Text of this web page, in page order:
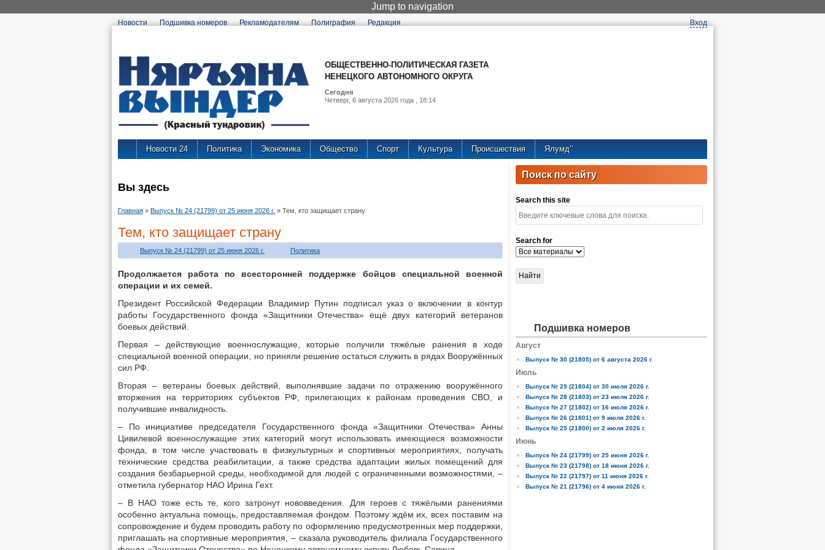
Jump to navigation
Новости Подшивка номеров Рекламодателям Полиграфия Редакция Вход
ОБЩЕСТВЕННО-ПОЛИТИЧЕСКАЯ ГАЗЕТА
НЕНЕЦКОГО АВТОНОМНОГО ОКРУГА
Сегодня
Четверг, 6 августа 2026 года , 18:14
Новости 24 Политика Экономика Общество Спорт Культура Происшествия Ялумд’’
Вы здесь
Главная » Выпуск № 24 (21799) от 25 июня 2026 г. » Тем, кто защищает страну
Тем, кто защищает страну
Выпуск № 24 (21799) от 25 июня 2026 г. Политика
Продолжается работа по всесторонней поддержке бойцов специальной военной
операции и их семей.
Президент Российской Федерации Владимир Путин подписал указ о включении в контур
работы Государственного фонда «Защитники Отечества» ещё двух категорий ветеранов
боевых действий.
Первая – действующие военнослужащие, которые получили тяжёлые ранения в ходе
специальной военной операции, но приняли решение остаться служить в рядах Вооружённых
сил РФ.
Вторая – ветераны боевых действий, выполнявшие задачи по отражению вооружённого
вторжения на территориях субъектов РФ, прилегающих к районам проведения СВО, и
получившие инвалидность.
– По инициативе председателя Государственного фонда «Защитники Отечества» Анны
Цивилевой военнослужащие этих категорий могут использовать имеющиеся возможности
фонда, в том числе участвовать в физкультурных и спортивных мероприятиях, получать
технические средства реабилитации, а также средства адаптации жилых помещений для
создания безбарьерной среды, необходимой для людей с ограниченными возможностями, –
отметила губернатор НАО Ирина Гехт.
– В НАО тоже есть те, кого затронут нововведения. Для героев с тяжёлыми ранениями
особенно актуальна помощь, предоставляемая фондом. Поэтому ждём их, всех поставим на
сопровождение и будем проводить работу по оформлению предусмотренных мер поддержки,
приглашать на спортивные мероприятия, – сказала руководитель филиала Государственного
Поиск по сайту
Search this site
Search for
Подшивка номеров
Август
Выпуск № 30 (21805) от 6 августа 2026 г.
Июль
Выпуск № 29 (21804) от 30 июля 2026 г.
Выпуск № 28 (21803) от 23 июля 2026 г.
Выпуск № 27 (21802) от 16 июля 2026 г.
Выпуск № 26 (21801) от 9 июля 2026 г.
Выпуск № 25 (21800) от 2 июля 2026 г.
Июнь
Выпуск № 24 (21799) от 25 июня 2026 г.
Выпуск № 23 (21798) от 18 июня 2026 г.
Выпуск № 22 (21797) от 11 июня 2026 г.
Выпуск № 21 (21796) от 4 июня 2026 г.